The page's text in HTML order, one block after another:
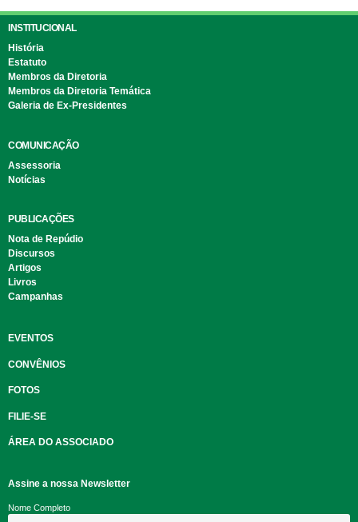
INSTITUCIONAL
História
Estatuto
Membros da Diretoria
Membros da Diretoria Temática
Galeria de Ex-Presidentes
COMUNICAÇÃO
Assessoria
Notícias
PUBLICAÇÕES
Nota de Repúdio
Discursos
Artigos
Livros
Campanhas
EVENTOS
CONVÊNIOS
FOTOS
FILIE-SE
ÁREA DO ASSOCIADO
Assine a nossa Newsletter
Nome Completo